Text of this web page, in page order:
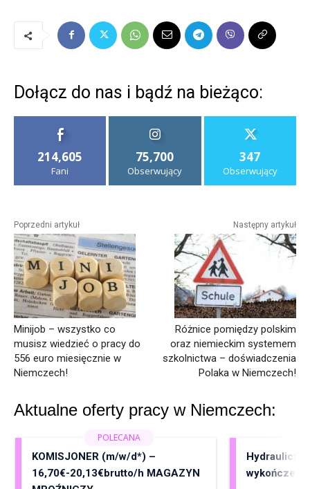
Dołącz do nas i bądź na bieżąco:
214,605
Fani
75,700
Obserwujący
347
Obserwujący
Poprzedni artykuł
Minijob – wszystko co
musisz wiedzieć o pracy do
556 euro miesięcznie w
Niemczech!
Następny artykuł
Różnice pomiędzy polskim
oraz niemieckim systemem
szkolnictwa – doświadczenia
Polaka w Niemczech!
Aktualne oferty pracy w Niemczech:
KOMISJONER (m/w/d*) –
16,70€-20,13€brutto/h MAGAZYN
Hydraulicy,